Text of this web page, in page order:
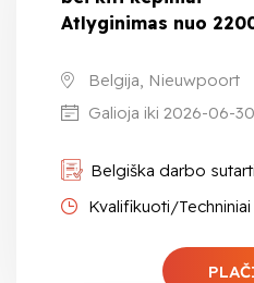
Atlyginimas nuo
Belgija, Nieuwpoort
Galioja iki 2026-06-30
Belgiška darbo
Kvalifikuoti/